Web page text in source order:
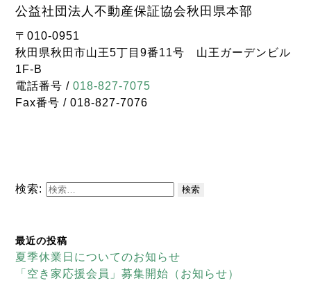
公益社団法人不動産保証協会秋田県本部
〒010-0951
秋田県秋田市山王5丁目9番11号 山王ガーデンビル
1F-B
電話番号 /018-827-7075
Fax番号 / 018-827-7076
検索:
最近の投稿
夏季休業日についてのお知らせ
「空き家応援会員」募集開始（お知らせ）